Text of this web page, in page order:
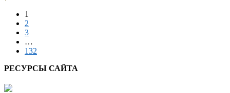
1
2
3
…
132
РЕСУРСЫ САЙТА